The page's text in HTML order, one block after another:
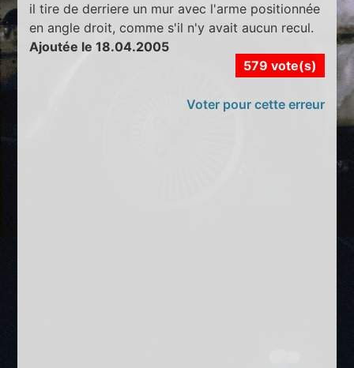
il tire de derriere un mur avec l'arme positionnée
en angle droit, comme s'il n'y avait aucun recul.
Ajoutée le 18.04.2005
579 vote(s)
Voter pour cette erreur